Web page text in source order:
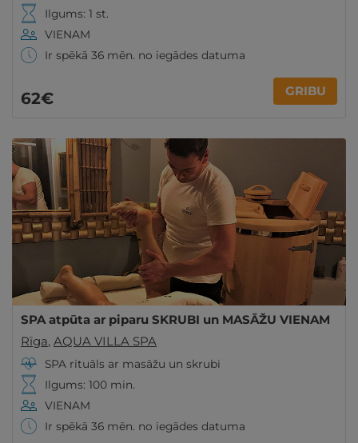
Ilgums: 1 st.
VIENAM
Ir spēkā 36 mēn. no iegādes datuma
62€ GRIBU
SPA atpūta ar piparu SKRUBI un MASĀŽU VIENAM
Rīga, AQUA VILLA SPA
SPA rituāls ar masāžu un skrubi
Ilgums: 100 min.
VIENAM
Ir spēkā 36 mēn. no iegādes datuma